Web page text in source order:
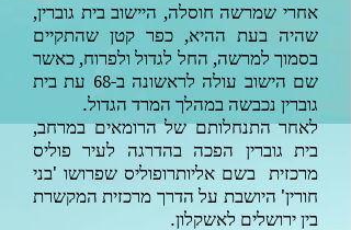
אחרי שמרשה חוסלה, היישוב בית גוברין,
שהיה בעת ההיא, כפר קטן שהתקיים
בסמוך למרשה, החל לגדול ולפרוח, כאשר
שם הישוב עולה לראשונה ב-68 עת בית
גוברין נכבשה במהלך המרד הגדול.
לאחר התנחלותם של הרומאים במרחב,
בית גוברין הפכה בהדרגה לעיר פוליס
מרכזית בשם אליותרופוליס שפרושו 'בני
חורין' היושבת על הדרך מרכזית המקשרת
בין ירושלים לאשקלון.